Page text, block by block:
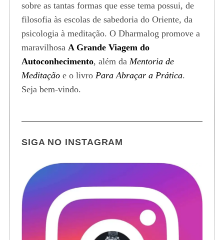
sobre as tantas formas que esse tema possui, de
filosofia às escolas de sabedoria do Oriente, da
psicologia à meditação. O Dharmalog promove a
maravilhosa A Grande Viagem do
Autoconhecimento, além da Mentoria de
Meditaçãoe o livro Para Abraçar a Prática.
Seja bem-vindo.
SIGA NO INSTAGRAM